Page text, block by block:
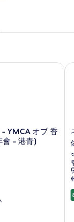
香港中華基督教青
YMCA オブ 香
會 - 港青)
オブ 香港 (香
(